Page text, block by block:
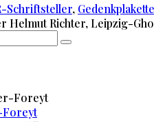
Schriftsteller,
Foreyt